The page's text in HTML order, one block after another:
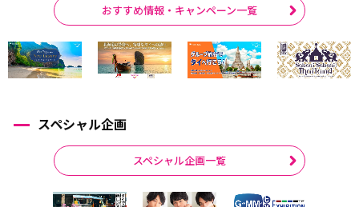
おすすめ情報・キャンペーン一覧
スペシャル企画
スペシャル企画一覧